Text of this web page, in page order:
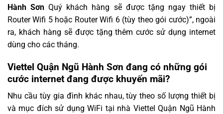
Hành Sơn Quý khách hàng sẽ được tặng ngay thiết bị
Router Wifi 5 hoặc Router Wifi 6 (tùy theo gói cước)”, ngoài
ra, khách hàng sẽ được tặng thêm cước sử dụng internet
dùng cho các tháng.
Viettel Quận Ngũ Hành Sơn đang có những gói
cước internet đang được khuyến mãi?
Nhu cầu tùy gia đình khác nhau, tùy theo số lượng thiết bị
và mục đích sử dụng WiFi tại nhà Viettel Quận Ngũ Hành